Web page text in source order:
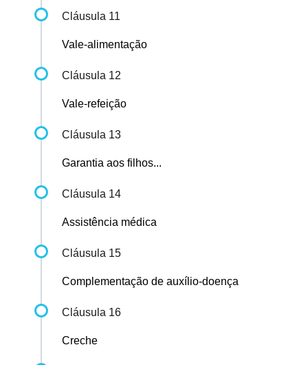
Cláusula 11
Vale-alimentação
Cláusula 12
Vale-refeição
Cláusula 13
Garantia aos filhos...
Cláusula 14
Assistência médica
Cláusula 15
Complementação de auxílio-doença
Cláusula 16
Creche